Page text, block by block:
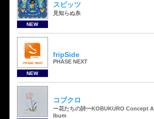
NEW
スピッツ
見知らぬ糸
NEW
fripSide
PHASE NEXT
コブクロ
ー花たちの詩ーKOBUKURO Concept A
lbum